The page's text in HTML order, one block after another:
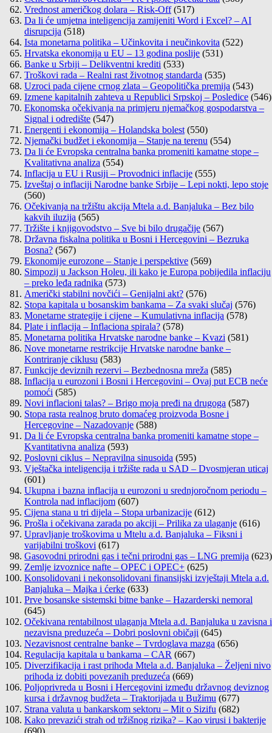
Vrednost američkog dolara – Risk-Off (517)
Da li će umjetna inteligencija zamijeniti Word i Excel? – AI
disrupcija (518)
Ista monetarna politika – Učinkovita i neučinkovita (522)
Hrvatska ekonomija u EU – 13 godina poslije (531)
Banke u Srbiji – Delikventni krediti (533)
Troškovi rada – Realni rast životnog standarda (535)
Uzroci pada cijene crnog zlata – Geopolitička premija (543)
Izmene kapitalnih zahteva u Republici Srpskoj – Posledice (546)
Ekonomska očekivanja na primjeru njemačkog gospodarstva –
Signal i odredište (547)
Energenti i ekonomija – Holandska bolest (550)
Njemački budžet i ekonomija – Stanje na terenu (554)
Da li će Evropska centralna banka promeniti kamatne stope –
Kvalitativna analiza (554)
Inflacija u EU i Rusiji – Provodnici inflacije (555)
Izveštaj o inflaciji Narodne banke Srbije – Lepi nokti, lepo stoje
(560)
Očekivanja na tržištu akcija Mtela a.d. Banjaluka – Bez bilo
kakvih iluzija (565)
Tržište i knjigovodstvo – Sve bi bilo drugačije (567)
Državna fiskalna politika u Bosni i Hercegovini – Bezruka
Bosna? (567)
Ekonomije eurozone – Stanje i perspektive (569)
Simpozij u Jackson Holeu, ili kako je Europa pobijedila inflaciju
– preko leđa radnika (573)
Američki stabilni novčići – Genijalni akt? (576)
Stopa kapitala u bosanskim bankama – Za svaki slučaj (576)
Monetarne strategije i cijene – Kumulativna inflacija (578)
Plate i inflacija – Inflaciona spirala? (578)
Monetarna politika Hrvatske narodne banke – Kvazi (581)
Nove monetarne restrikcije Hrvatske narodne banke –
Kontriranje ciklusu (583)
Funkcije deviznih rezervi – Bezbednosna mreža (585)
Inflacija u eurozoni i Bosni i Hercegovini – Ovaj put ECB neće
pomoći (585)
Novi inflacioni talas? – Brigo moja pređi na drugoga (587)
Stopa rasta realnog bruto domaćeg proizvoda Bosne i
Hercegovine – Nazadovanje (588)
Da li će Evropska centralna banka promeniti kamatne stope –
Kvantitativna analiza (593)
Poslovni ciklus – Nepravilna sinusoida (595)
Vještačka inteligencija i tržište rada u SAD – Dvosmjeran uticaj
(601)
Ukupna i bazna inflacija u eurozoni u srednjoročnom periodu –
Kontrola nad inflacijom (607)
Cijena stana u tri dijela – Stopa urbanizacije (612)
Prošla i očekivana zarada po akciji – Prilika za ulaganje (616)
Upravljanje troškovima u Mtelu a.d. Banjaluka – Fiksni i
varijabilni troškovi (617)
Gasovodni prirodni gas i tečni prirodni gas – LNG premija (623)
Zemlje izvoznice nafte – OPEC i OPEC+ (625)
Konsolidovani i nekonsolidovani finansijski izvještaji Mtela a.d.
Banjaluka – Majka i ćerke (633)
Prve bosanske sistemski bitne banke – Hazarderski nemoral
(645)
Očekivana rentabilnost ulaganja Mtela a.d. Banjaluka u zavisna i
nezavisna preduzeća – Dobri poslovni običaji (645)
Nezavisnost centralne banke – Tvrdoglava mazga (656)
Regulacija kapitala u bankama – CAR (667)
Diverzifikacija i rast prihoda Mtela a.d. Banjaluka – Željeni nivo
prihoda iz dobiti povezanih preduzeća (669)
Poljoprivreda u Bosni i Hercegovini između državnog deviznog
kursa i državnog budžeta – Traktorijada u Bužimu (677)
Strana valuta u bankarskom sektoru – Mit o Sizifu (682)
Kako prevazići strah od tržišnog rizika? – Kao virusi i bakterije